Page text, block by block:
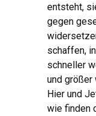
entsteht,
gegen
schaffen,
schneller
und größer
Hier und
wie finden